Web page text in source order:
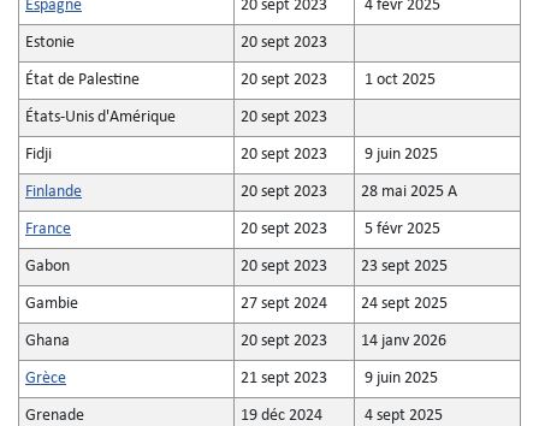
Espagne 20 sept 2023 4 févr 2025
Estonie 20 sept 2023
État de Palestine 20 sept 2023 1 oct 2025
États-Unis d'Amérique 20 sept 2023
Fidji 20 sept 2023 9 juin 2025
Finlande 20 sept 2023 28 mai 2025 A
France 20 sept 2023 5 févr 2025
Gabon 20 sept 2023 23 sept 2025
Gambie 27 sept 2024 24 sept 2025
Ghana 20 sept 2023 14 janv 2026
Grèce 21 sept 2023 9 juin 2025
Grenade 19 déc 2024 4 sept 2025